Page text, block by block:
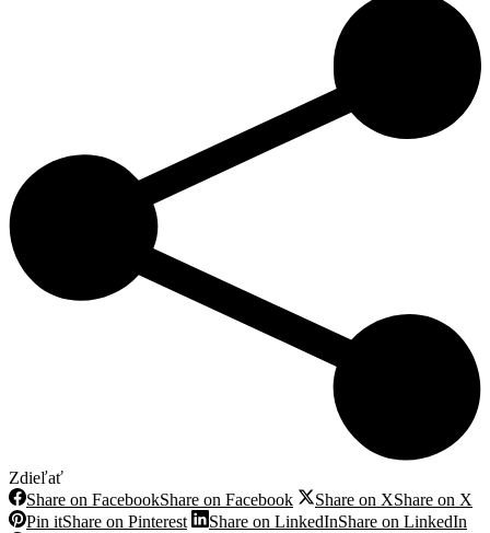
Zdieľať
Share on FacebookShare on Facebook Share on XShare on X
Pin itShare on Pinterest Share on LinkedInShare on LinkedIn